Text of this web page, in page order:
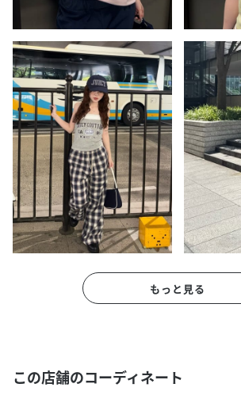
もっと見る
この店舗のコーディネート